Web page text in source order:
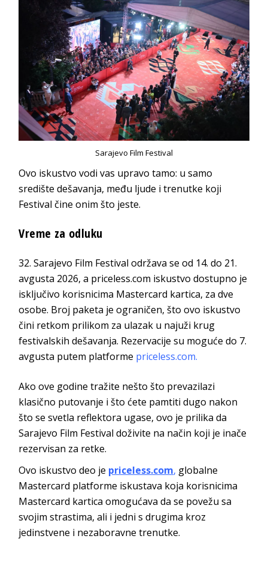
Sarajevo Film Festival
Ovo iskustvo vodi vas upravo tamo: u samo
središte dešavanja, među ljude i trenutke koji
Festival čine onim što jeste.
Vreme za odluku
Sarajevo Film Festival održava se od 14. do 21.
avgusta 2026, a priceless.com iskustvo dostupno je
isključivo korisnicima Mastercard kartica, za dve
osobe. Broj paketa je ograničen, što ovo iskustvo
čini retkom prilikom za ulazak u najuži krug
festivalskih dešavanja. Rezervacije su moguće do 7.
avgusta putem platforme priceless.com.
Ako ove godine tražite nešto što prevazilazi
klasično putovanje i što ćete pamtiti dugo nakon
što se svetla reflektora ugase, ovo je prilika da
Sarajevo Film Festival doživite na način koji je inače
rezervisan za retke.
Ovo iskustvo deo je priceless.com, globalne
Mastercard platforme iskustava koja korisnicima
Mastercard kartica omogućava da se povežu sa
svojim strastima, ali i jedni s drugima kroz
jedinstvene i nezaboravne trenutke.